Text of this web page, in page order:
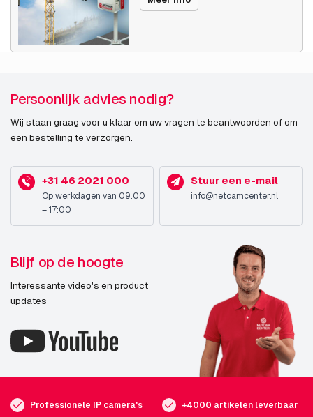
Persoonlijk advies nodig?
Wij staan graag voor u klaar om uw vragen te beantwoorden of om
een bestelling te verzorgen.
+31 46 2021 000
Op werkdagen van 09:00
– 17:00
Stuur een e-mail
info@netcamcenter.nl
Blijf op de hoogte
Interessante video's en product
updates
Professionele IP camera's
+4000 artikelen leverbaar